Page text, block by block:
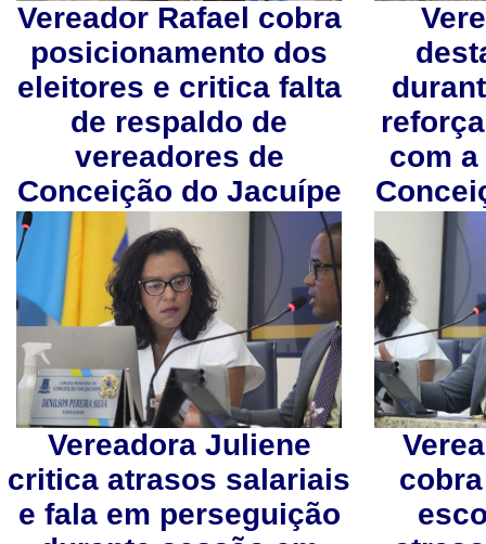
Vereador Rafael cobra
posicionamento dos
eleitores e critica falta
de respaldo de
vereadores de
Conceição do Jacuípe
com
Vereadora Juliene
critica atrasos salariais
e fala em perseguição